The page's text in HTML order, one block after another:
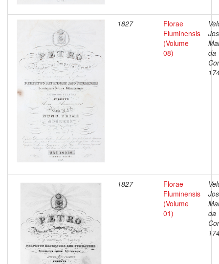
1827
Florae
Fluminensis
(Volume
08)
da
1827
Florae
Fluminensis
(Volume
01)
da